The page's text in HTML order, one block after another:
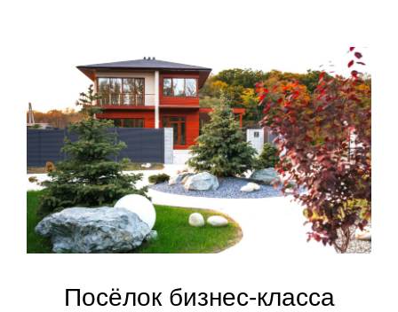
Посёлок бизнес-класса